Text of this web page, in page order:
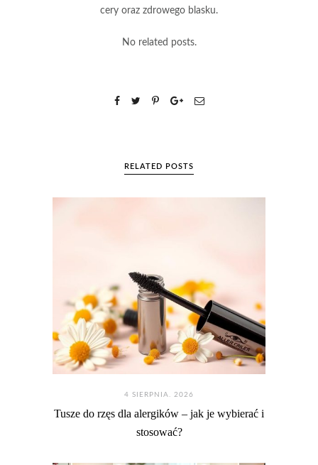
cery oraz zdrowego blasku.
No related posts.
RELATED POSTS
4 SIERPNIA. 2026
Tusze do rzęs dla alergików – jak je wybierać i
stosować?